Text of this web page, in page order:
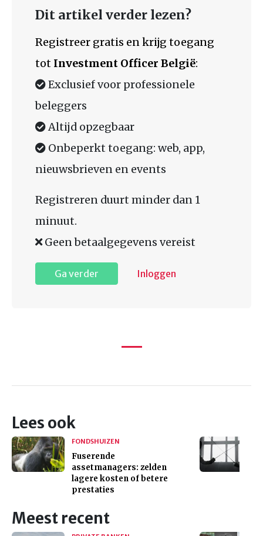
Dit artikel verder lezen?
Registreer gratis en krijg toegang
tot Investment Officer België:
Exclusief voor professionele
beleggers
Altijd opzegbaar
Onbeperkt toegang: web, app,
nieuwsbrieven en events
Registreren duurt minder dan 1
minuut.
Geen betaalgegevens vereist
Ga verder Inloggen
Lees ook
FONDSHUIZEN
Fuserende
assetmanagers: zelden
lagere kosten of betere
prestaties
Meest recent